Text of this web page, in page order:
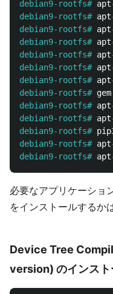
debian9-rootfs#
debian9-rootfs#
debian9-rootfs#
debian9-rootfs#
debian9-rootfs#
debian9-rootfs#
debian9-rootfs#
debian9-rootfs# gem
debian9-rootfs#
debian9-rootfs#
debian9-rootfs#
debian9-rootfs#
debian9-rootfs#
必要なアプリケーショ
をインストールするか
Device Tree
version) のインスト